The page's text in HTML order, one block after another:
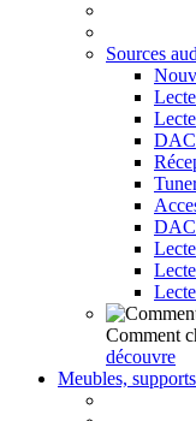
Sources
DAC
Comment
découvre
Meubles,